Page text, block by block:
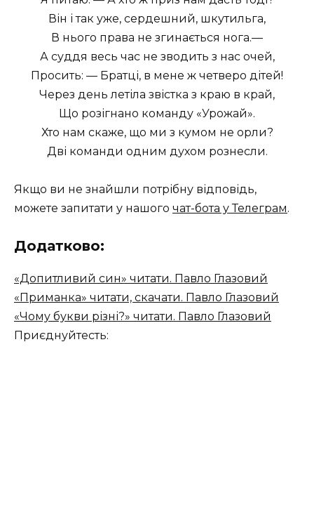
Він і так уже, сердешний, шкутильга,
В нього права не згинається нога.—
А суддя весь час не зводить з нас очей,
Просить: — Братці, в мене ж четверо дітей!
Через день летіла звістка з краю в край,
Що розігнано команду «Урожай».
Хто нам скаже, що ми з кумом не орли?
Дві команди одним духом рознесли.
Якщо ви не знайшли потрібну відповідь,
можете запитати у нашого чат-бота у Телеграм.
Додатково:
«Допитливий син» читати. Павло Глазовий
«Приманка» читати, скачати. Павло Глазовий
«Чому букви різні?» читати. Павло Глазовий
Приєднуйтесть: